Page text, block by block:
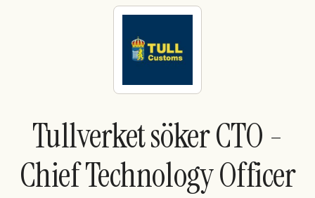
För arbetsgivare
Sök med AI
Ny här? Skapa konto
Tullverket söker CTO -
Chief Technology Officer